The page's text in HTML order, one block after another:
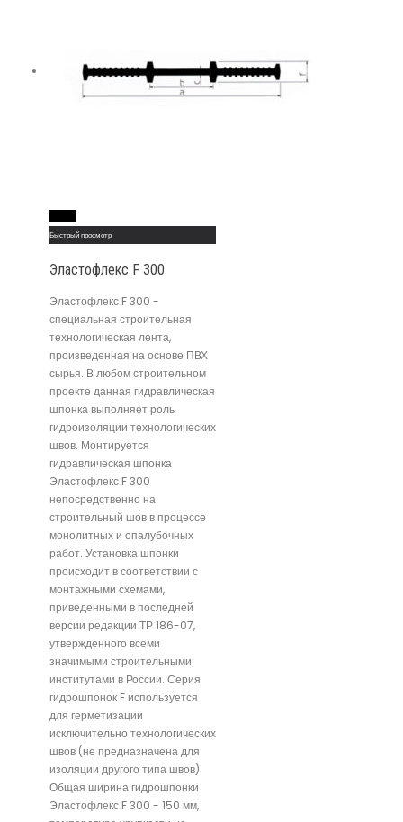
Быстрый просмотр
Эластофлекс F 300
Эластофлекс F 300 -
специальная строительная
технологическая лента,
произведенная на основе ПВХ
сырья. В любом строительном
проекте данная гидравлическая
шпонка выполняет роль
гидроизоляции технологических
швов. Монтируется
гидравлическая шпонка
Эластофлекс F 300
непосредственно на
строительный шов в процессе
монолитных и опалубочных
работ. Установка шпонки
происходит в соответствии с
монтажными схемами,
приведенными в последней
версии редакции ТР 186-07,
утвержденного всеми
значимыми строительными
институтами в России. Серия
гидрошпонок F используется
для герметизации
исключительно технологических
швов (не предназначена для
изоляции другого типа швов).
Общая ширина гидрошпонки
Эластофлекс F 300 - 150 мм,